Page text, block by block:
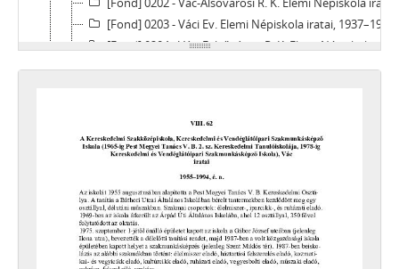
[Fond] 0203 - Váci Ev. Elemi Népiskola iratai, 1937–1948
[Fond] 0204 - Váci Felsővárosi R. K. Elemi Népiskola iratai (1920-1921-ben a Szent Miklós Téri Elemi Iskola és a Vác-Alsóvárosi R. K. Elemi Iskola tanulóinak nyilvántartása is!), 1895–1938
[Fond] 0205 - Váci Ref. Elemi Népiskola iratai, 1901–1945
[Fond] 0208 - Vác-Gombási R. K. Elemi Népiskola iratai, 1930–1941
[Fond] 0209 - A Váci Szent Miklós téri R. K. Elemi Népiskola iratai, 1920–1923
[Fond] 0301 - Az Árpád Fejedelem Általános Iskola (1969-ig Váci Köztársaság Úti Állami Általános Iskola, 1973-ig Váci Árpád Úti Általános Iskola, 1989-ig Árpád Úti Általános Iskola) iratai, 1948–1995
[Fond] 0302 - Váci Báthori Utcai Általános Iskola iratai, 1948 - 1970
[Fond] 0303 - A Gábor József Általános Iskola (1953-ig Váci Állami Általános Fiúiskola, 1965-ig Ilona Utcai Általános Iskola, 1975-ig Gábor József Utcai Általános Iskola) iratai, 1946–1980
[Fond] 0304 - Petőfi Sándor Állami Általános Iskola (1930-ig Vác-Deákvári Állami Általános Iskola, 1948-ig Deákvári Állami Általános Iskola), Vác iratai, 1922–1956
[Fond] 0305 - Vác-Gombási Állami Általános Iskola, 1948–1951